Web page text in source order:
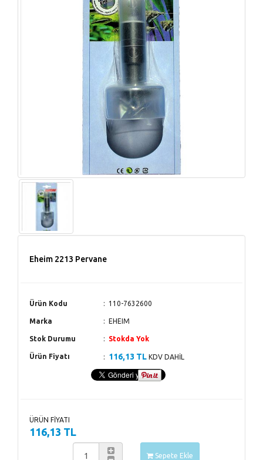
Eheim 2213 Pervane
Ürün Kodu 110-7632600
Marka EHEIM
Stok Durumu Stokda Yok
Ürün Fiyatı 116,13 TL KDV DAHİL
ÜRÜN FİYATI
116,13 TL
Sepete Ekle